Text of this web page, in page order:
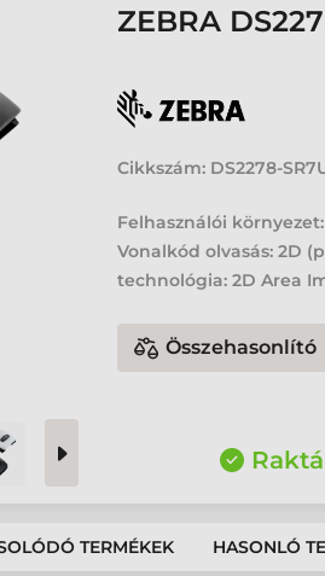
ZEBRA
Cikkszám: DS2278-
Felhasználói
Vonalkód olvasás: 2D
technológia: 2D Area
Összehasonlító
TERMÉKEK HASONLÓ